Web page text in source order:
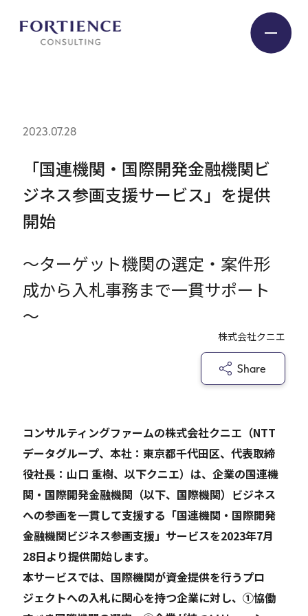
Service
Insight
Expert
Company
EN
JP
サイト内検索
Contact
「国連機関・国際開発金融機関ビ
ジネス参画支援サービス」を提供
開始
～ターゲット機関の選定・案件形
成から入札事務まで一貫サポート
～
2023.07.28
株式会社クニエ
Share
コンサルティングファームの株式会社クニエ（NTT
データグループ、本社：東京都千代田区、代表取締
役社長：山口 重樹、以下クニエ）は、企業の国連機
関・国際開発金融機関（以下、国際機関）ビジネス
への参画を一貫して支援する「国連機関・国際開発
金融機関ビジネス参画支援」サービスを2023年7月
28日より提供開始します。
本サービスでは、国際機関が資金提供を行うプロ
ジェクトへの入札に関心を持つ企業に対し、①協働